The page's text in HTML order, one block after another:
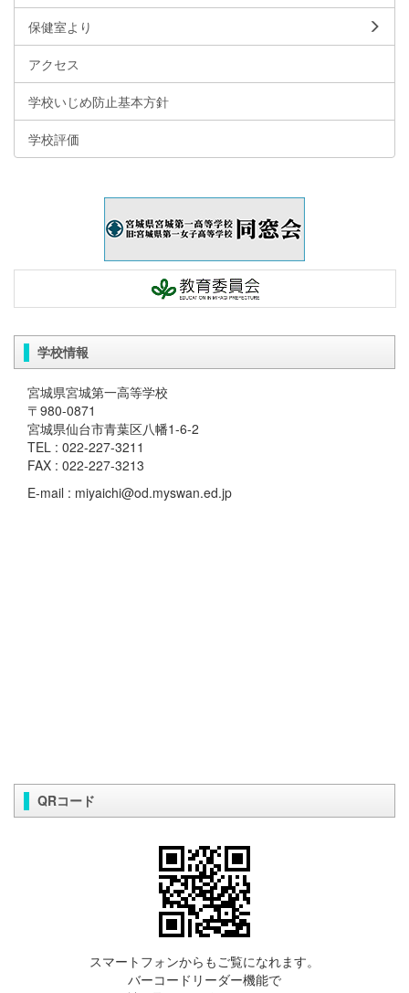
保健室より
アクセス
学校いじめ防止基本方針
学校評価
学校情報
宮城県宮城第一高等学校
〒980-0871
宮城県仙台市青葉区八幡1-6-2
TEL : 022-227-3211
FAX : 022-227-3213
E-mail : miyaichi@od.myswan.ed.jp
QRコード
スマートフォンからもご覧になれます。
バーコードリーダー機能で